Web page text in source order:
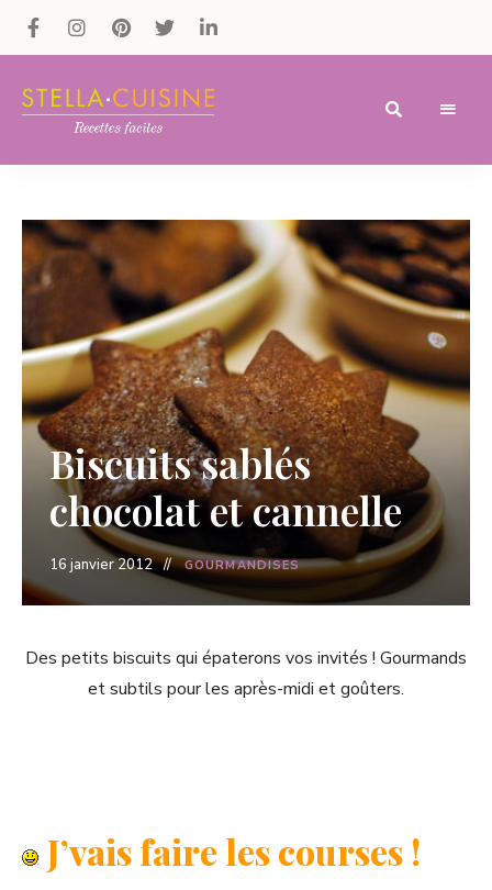
Recettes
recettes
rapides,
recettes
végétariennes
!
Biscuits sablés
chocolat et cannelle
16 janvier 2012 GOURMANDISES
Des petits biscuits qui épaterons vos invités ! Gourmands
et subtils pour les après-midi et goûters.
J’vais faire les courses !